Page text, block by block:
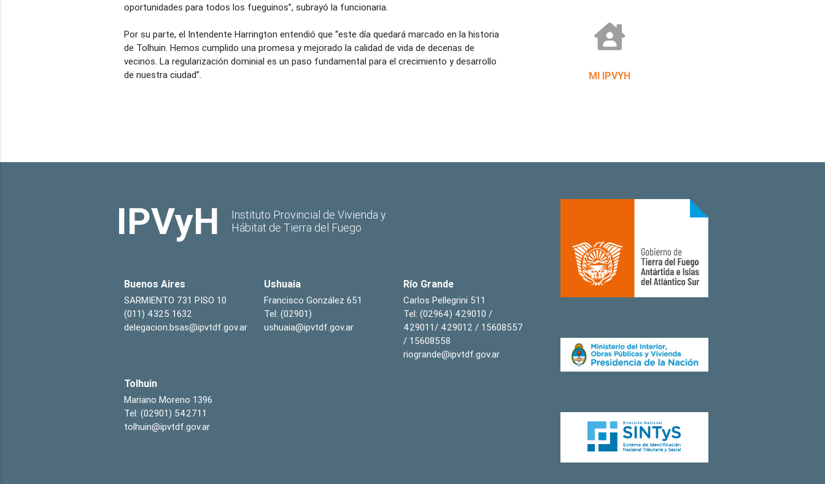
oportunidades para todos los fueguinos”, subrayó la funcionaria.
Por su parte, el Intendente Harrington entendió que “este día quedará marcado en la historia
de Tolhuin. Hemos cumplido una promesa y mejorado la calidad de vida de decenas de
vecinos. La regularización dominial es un paso fundamental para el crecimiento y desarrollo
de nuestra ciudad”.
MI IPVYH
IPVyH
Instituto Provincial de Vivienda y
Hábitat de Tierra del Fuego
Buenos Aires
SARMIENTO 731 PISO 10
(011) 4325 1632
delegacion.bsas@ipvtdf.gov.ar
Ushuaia
Francisco González 651
Tel: (02901)
ushuaia@ipvtdf.gov.ar
Río Grande
Carlos Pellegrini 511
Tel: (02964) 429010 /
429011/ 429012 / 15608557
/ 15608558
riogrande@ipvtdf.gov.ar
Tolhuin
Mariano Moreno 1396
Tel: (02901) 542711
tolhuin@ipvtdf.gov.ar